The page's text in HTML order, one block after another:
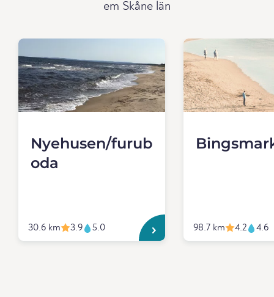
em Skåne län
Nyehusen/furub
oda
30.6 km 3.9 5.0 98.7 km 4.2 4.6